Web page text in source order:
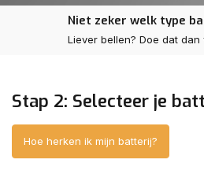
Niet zeker welk type
Liever bellen? Doe dat dan
Stap 2: Selecteer je
Hoe herken ik mijn batterij?